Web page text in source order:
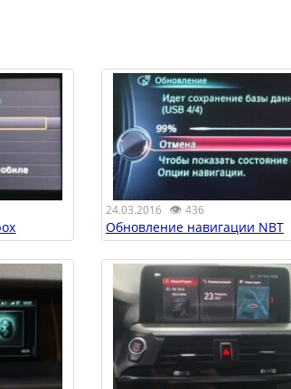
24.03.2016 👁 436
Обновление навигации NBT